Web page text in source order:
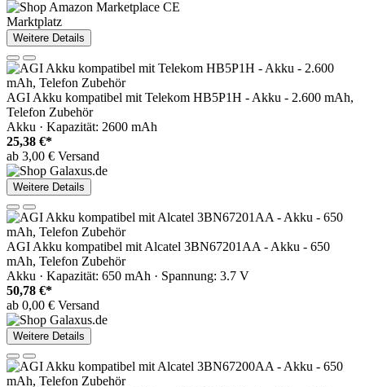
Marktplatz
Weitere Details
AGI Akku kompatibel mit Telekom HB5P1H - Akku - 2.600 mAh,
Telefon Zubehör
Akku · Kapazität: 2600 mAh
25,38 €*
ab 3,00 € Versand
Weitere Details
AGI Akku kompatibel mit Alcatel 3BN67201AA - Akku - 650
mAh, Telefon Zubehör
Akku · Kapazität: 650 mAh · Spannung: 3.7 V
50,78 €*
ab 0,00 € Versand
Weitere Details